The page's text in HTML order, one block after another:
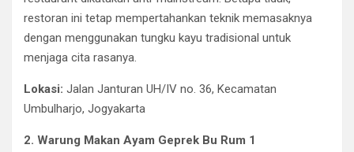
restoran ini tetap mempertahankan teknik memasaknya
dengan menggunakan tungku kayu tradisional untuk
menjaga cita rasanya.
Lokasi: Jalan Janturan UH/IV no. 36, Kecamatan
Umbulharjo, Jogyakarta
2. Warung Makan Ayam Geprek Bu Rum 1